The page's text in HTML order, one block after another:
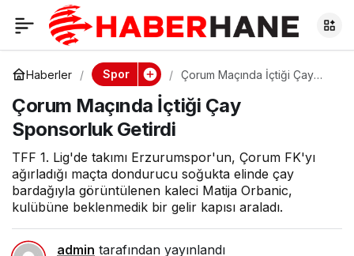
Haberler Spor
Çorum Maçında İçtiği Çay
Çorum Maçında İçtiği Çay
Sponsorluk Getirdi
TFF 1. Lig'de takımı Erzurumspor'un, Çorum FK'yı
ağırladığı maçta dondurucu soğukta elinde çay
bardağıyla görüntülenen kaleci Matija Orbanic,
kulübüne beklenmedik bir gelir kapısı araladı.
admin tarafından yayınlandı
Çorum Maçında İçtiği
Çay Sponsorluk
Getirdi